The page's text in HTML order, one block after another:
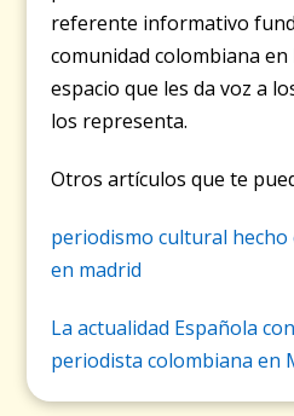
referente informativo
comunidad colombiana
espacio que les da voz a
los representa.
Otros artículos que te
periodismo cultural
en madrid
La actualidad Española
periodista colombiana en